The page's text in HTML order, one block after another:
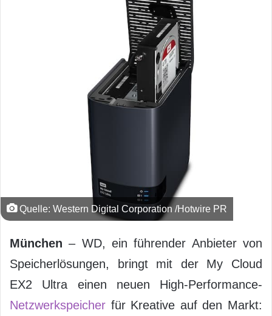
Quelle: Western Digital Corporation /Hotwire PR
München – WD, ein führender Anbieter von
Speicherlösungen, bringt mit der My Cloud
EX2 Ultra einen neuen High-Performance-
Netzwerkspeicher für Kreative auf den Markt: